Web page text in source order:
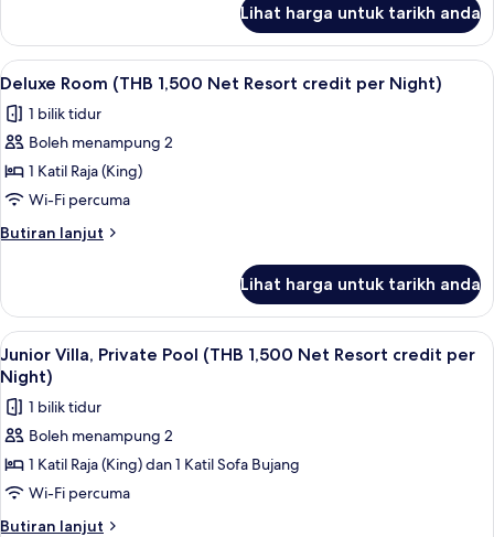
(THB
1,500
Net
Resort
credit
per
Night)
Suite,
Private
Pool,
View
(THB
Net
Resort
per
Lihat harga untuk tarikh anda
Lihat
semua
foto
untuk
Deluxe
Room
(THB
1,500
Resort
credit
per
Night)
Bar mini, peti besi dalam bilik, meja,
5
Deluxe Room (THB 1,500 Net Resort credit per Night)
1 bilik tidur
Boleh menampung 2
1 Katil Raja (King)
Wi-Fi percuma
Butiran lanjut
Butiran
Room
(THB
1,500
Net
Resort
credit
per
Lihat harga untuk tarikh anda
Lihat
semua
foto
untuk
Junior
Villa,
Private
Pool
Bar mini, peti besi dalam bilik, meja,
5
Junior Villa, Private Pool (THB 1,500 Net Resort credit per
Night)
1 bilik tidur
Boleh menampung 2
1 Katil Raja (King) dan 1 Katil Sofa Bujang
Wi-Fi percuma
Butiran lanjut
Butiran